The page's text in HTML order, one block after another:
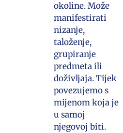
okoline. Može
manifestirati
nizanje,
taloženje,
grupiranje
predmeta ili
doživljaja. Tijek
povezujemo s
mijenom koja je
u samoj
njegovoj biti.